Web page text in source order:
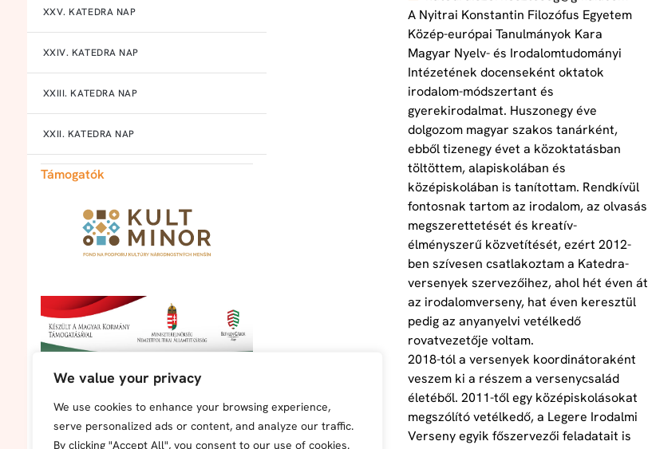
We value your privacy
We use cookies to enhance your browsing experience,
serve personalized ads or content, and analyze our traffic.
By clicking "Accept All", you consent to our use of cookies.
XXV. KATEDRA NAP
XXIV. KATEDRA NAP
XXIII. KATEDRA NAP
XXII. KATEDRA NAP
Támogatók
A Nyitrai Konstantin Filozófus Egyetem
Közép-európai Tanulmányok Kara
Magyar Nyelv- és Irodalomtudományi
Intézetének docenseként oktatok
irodalom-módszertant és
gyerekirodalmat. Huszonegy éve
dolgozom magyar szakos tanárként,
ebből tizenegy évet a közoktatásban
töltöttem, alapiskolában és
középiskolában is tanítottam. Rendkívül
fontosnak tartom az irodalom, az olvasás
megszerettetését és kreatív-
élményszerű közvetítését, ezért 2012-
ben szívesen csatlakoztam a Katedra-
versenyek szervezőihez, ahol hét éven át
az irodalomverseny, hat éven keresztül
pedig az anyanyelvi vetélkedő
rovatvezetője voltam.
2018-tól a versenyek koordinátoraként
veszem ki a részem a versenycsalád
életéből. 2011-től egy középiskolásokat
megszólító vetélkedő, a Legere Irodalmi
Verseny egyik főszervezői feladatait is